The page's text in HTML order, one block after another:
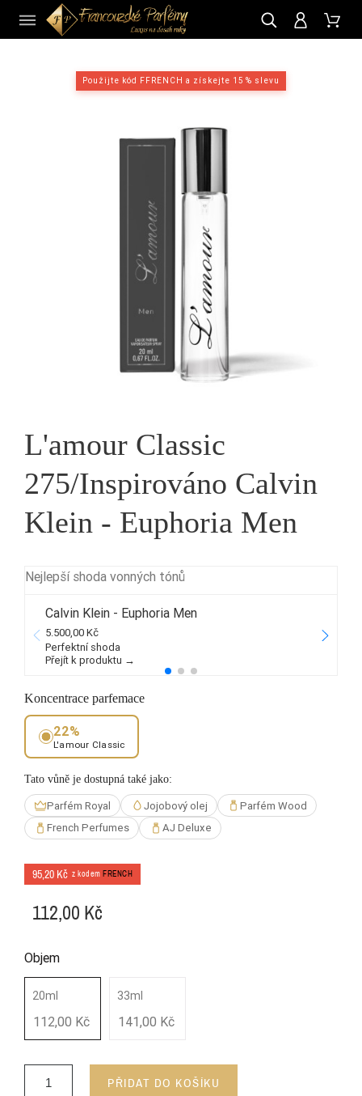
Použijte kód FFRENCH a získejte 15 % slevu
L'amour Classic
275/Inspirováno Calvin
Klein - Euphoria Men
Nejlepší shoda vonných tónů
Calvin Klein - Euphoria Men
5.500,00 Kč
Perfektní shoda
Přejít k produktu →
Koncentrace parfemace
22%
L'amour Classic
Tato vůně je dostupná také jako:
Parfém Royal Jojobový olej
Parfém Wood
French Perfumes
AJ Deluxe
95,20 Kč z kodem FRENCH
112,00 Kč
Objem
20ml
112,00 Kč
33ml
141,00 Kč
PŘIDAT DO KOŠÍKU
CZ